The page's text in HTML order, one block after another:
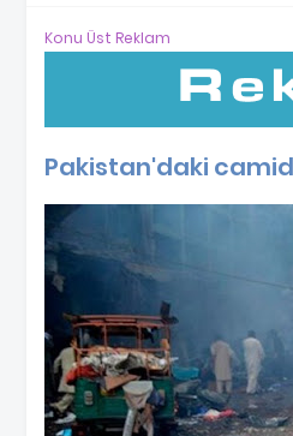
Konu Üst Reklam
Pakistan'daki